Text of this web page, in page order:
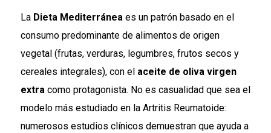
La Dieta Mediterráneaes un patrón basado en el
consumo predominante de alimentos de origen
vegetal (frutas, verduras, legumbres, frutos secos y
cereales integrales), con el aceite de oliva virgen
extracomo protagonista. No es casualidad que sea el
modelo más estudiado en la Artritis Reumatoide:
numerosos estudios clínicos demuestran que ayuda a